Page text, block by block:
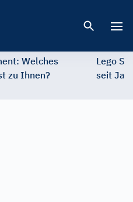
Welches
zu Ihnen?
Lego
seit